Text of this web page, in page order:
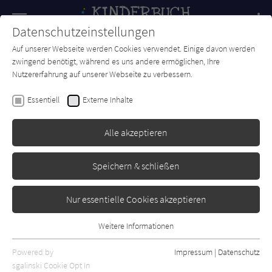
SUCHE Forum Charts Newsletter
Nils Kretschmer
Bastian oder Wie man aus
einer Ente eine Rakete baut
dtv
Datenschutzeinstellungen
Auf unserer Webseite werden Cookies verwendet. Einige davon werden
zwingend benötigt, während es uns andere ermöglichen, Ihre
Nutzererfahrung auf unserer Webseite zu verbessern.
Essentiell Externe Inhalte
Alle akzeptieren
Speichern & schließen
Nur essentielle Cookies akzeptieren
Essentielle Cookies werden für grundlegende Funktionen der
Webseite benötigt. Dadurch ist gewährleistet, dass die Webseite
Weitere Informationen
Powered by
sgalinski Cookie Opt In
Impressum | Datenschutz